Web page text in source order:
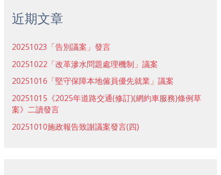
近期文章
20251023「告別議案」發言
20251022「改革滲水問題處理機制」議案
20251016「堅守保障本地僱員優先就業」議案
20251015《2025年道路交通(修訂)(網約車服務)條例草
案》二讀發言
20251010施政報告致謝議案發言(四)